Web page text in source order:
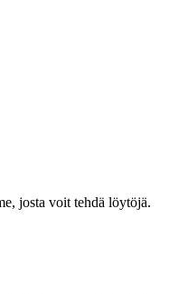
josta voit tehdä löytöjä.